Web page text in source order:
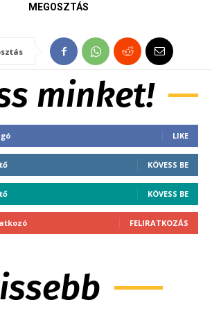
MEGOSZTÁS
minket!
LIKE
KÖVESS BE
KÖVESS BE
FELIRATKOZÁS